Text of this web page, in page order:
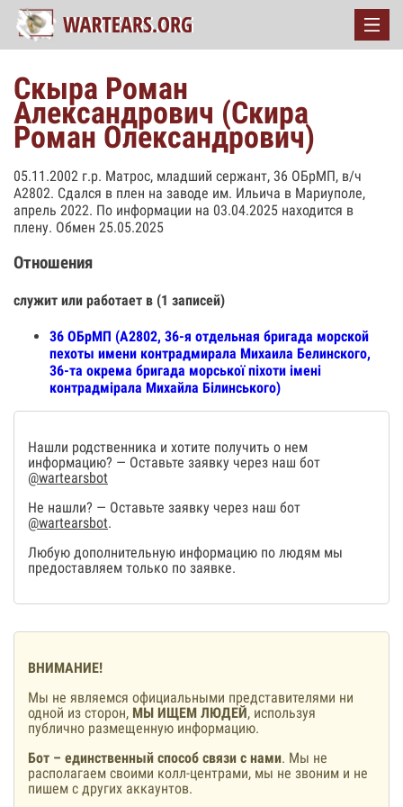
Скыра Роман
Александрович (Скира
Роман Олександрович)
05.11.2002 г.р. Матрос, младший сержант, 36 ОБрМП, в/ч
А2802. Сдался в плен на заводе им. Ильича в Мариуполе,
апрель 2022. По информации на 03.04.2025 находится в
плену. Обмен 25.05.2025
Отношения
служит или работает в (1 записей)
36 ОБрМП (А2802, 36-я отдельная бригада морской
пехоты имени контрадмирала Михаила Белинского,
36-та окрема бригада морської піхоти імені
контрадмірала Михайла Білинського)
Нашли родственника и хотите получить о нем
информацию? — Оставьте заявку через наш бот
@wartearsbot
Не нашли? — Оставьте заявку через наш бот
@wartearsbot.
Любую дополнительную информацию по людям мы
предоставляем только по заявке.
ВНИМАНИЕ!
Мы не являемся официальными представителями ни
одной из сторон, МЫ ИЩЕМ ЛЮДЕЙ, используя
публично размещенную информацию.
Бот – единственный способ связи с нами. Мы не
располагаем своими колл-центрами, мы не звоним и не
пишем с других аккаунтов.